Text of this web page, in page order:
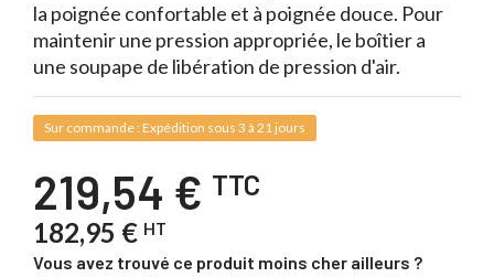
la poignée confortable et à poignée douce. Pour
maintenir une pression appropriée, le boîtier a
une soupape de libération de pression d'air.
Sur commande : Expédition sous 3 à 21 jours
219,54 € TTC
182,95 € HT
Vous avez trouvé ce produit moins cher ailleurs ?